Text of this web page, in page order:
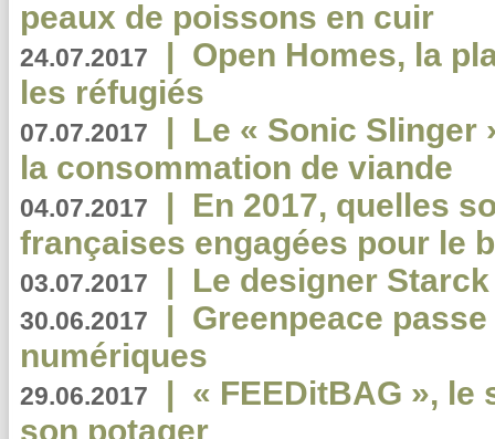
peaux de poissons en cuir
24.07.2017 | Open Homes, la
les réfugiés
07.07.2017 | Le « Sonic Slinger
la consommation de viande
04.07.2017 | En 2017, quelles
françaises engagées pour le
03.07.2017 | Le designer
30.06.2017 | Greenpeace
numériques
29.06.2017 | « FEEDitBAG », le
son potager